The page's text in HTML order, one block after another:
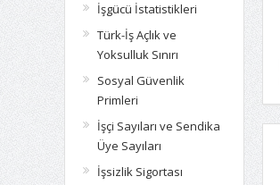
İşgücü İstatistikleri
Türk-İş Açlık ve
Yoksulluk Sınırı
Sosyal Güvenlik
Primleri
İşçi Sayıları ve Sendika
Üye Sayıları
İşsizlik Sigortası